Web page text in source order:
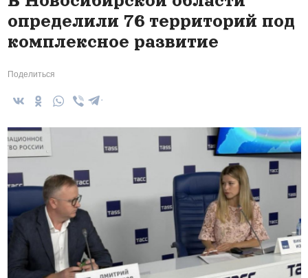
определили 76 территорий под
комплексное развитие
Поделиться